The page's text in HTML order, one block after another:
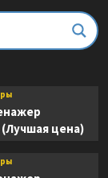
(Лучшая цена)